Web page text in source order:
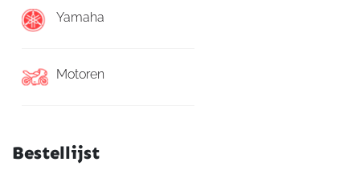
Yamaha
Motoren
Bestellijst